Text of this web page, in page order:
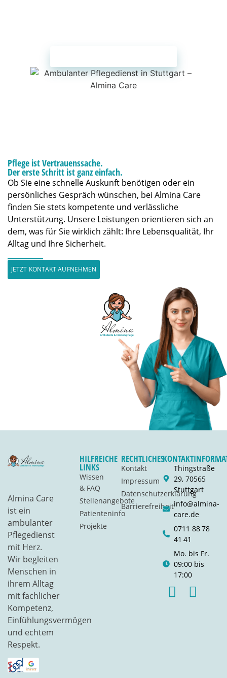
Pflege ist Vertrauenssache.
Der erste Schritt ist ganz einfach.
Ob Sie eine schnelle Auskunft benötigen oder ein
persönliches Gespräch wünschen, bei Almina Care
finden Sie stets kompetente und verlässliche
Unterstützung. Unsere Leistungen orientieren sich an
dem, was für Sie wirklich zählt: Ihre Lebensqualität, Ihr
Alltag und Ihre Sicherheit.
JETZT KONTAKT AUFNEHMEN
Almina Care
ist ein
ambulanter
Pflegedienst
mit Herz.
Wir begleiten
Menschen in
ihrem Alltag
mit fachlicher
Kompetenz,
Einfühlungsvermögen
und echtem
Respekt.
HILFREICHE
LINKS
Wissen
& FAQ
Stellenangebote
Patienteninfo
Projekte
RECHTLICHES
Kontakt
Impressum
Datenschutzerklärung
Barrierefreiheit
Thingstraße
29, 70565
Stuttgart
info@almina-
care.de
0711 88 78
41 41
Mo. bis Fr.
09:00 bis
17:00